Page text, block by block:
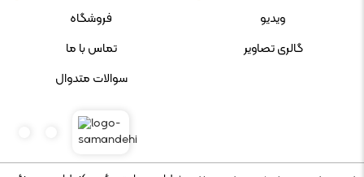
ویدیو
گالری تصاویر
فروشگاه
تماس با ما
سوالات متدوال